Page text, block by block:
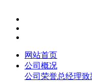
网站首页
公司概况
公司荣誉总经理致